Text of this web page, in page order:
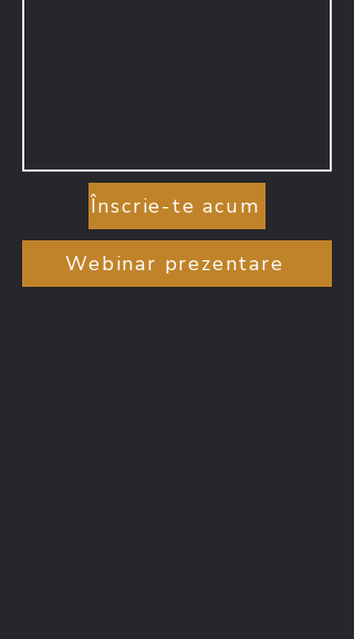
Înscrie-te acum
Webinar prezentare